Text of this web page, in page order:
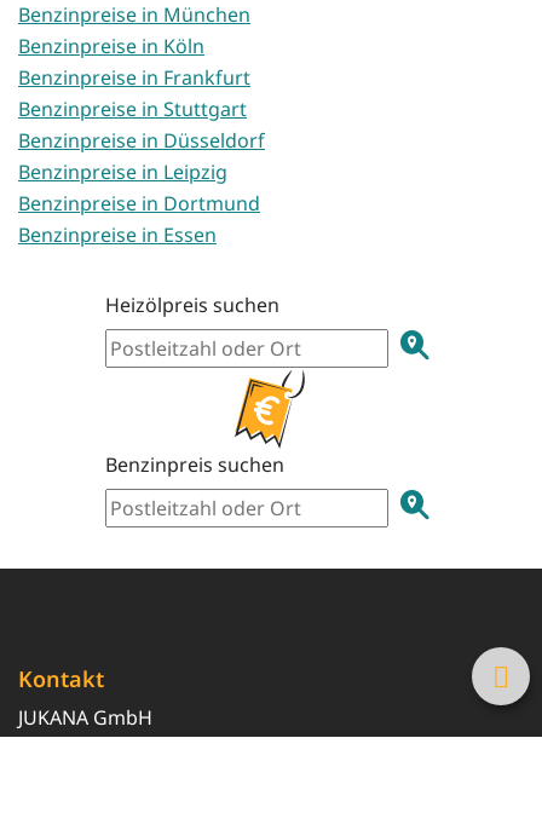
Benzinpreise in München
Benzinpreise in Köln
Benzinpreise in Frankfurt
Benzinpreise in Stuttgart
Benzinpreise in Düsseldorf
Benzinpreise in Leipzig
Benzinpreise in Dortmund
Benzinpreise in Essen
Heizölpreis suchen
Benzinpreis suchen
Kontakt
JUKANA GmbH